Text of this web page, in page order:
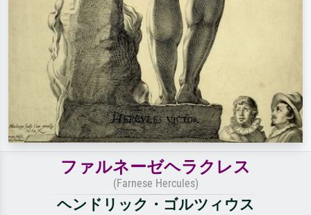
ファルネーゼヘラクレス
(Farnese Hercules)
ヘンドリック・ゴルツィウス